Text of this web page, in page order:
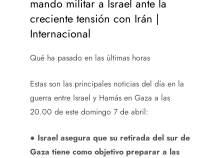
mando militar a Israel ante la
creciente tensión con Irán |
Internacional
Qué ha pasado en las últimas horas
Estas son las principales noticias del día en la
guerra entre Israel y Hamás en Gaza a las
20.00 de este domingo 7 de abril:
● Israel asegura que su retirada del sur de
Gaza tiene como objetivo preparar a las